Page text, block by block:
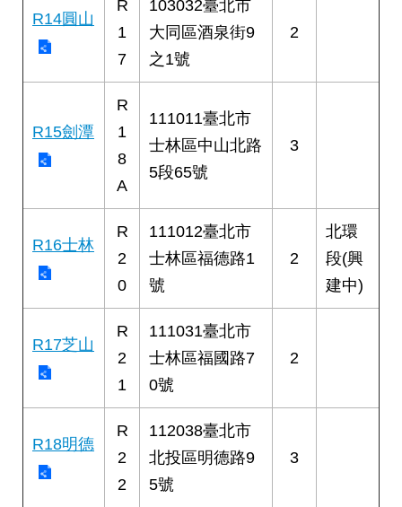
R14圓山
R
1
7
103032臺北市
大同區酒泉街9
之1號
2
R15劍潭
R
1
8
A
111011臺北市
士林區中山北路
5段65號
3
R16士林
R
2
0
111012臺北市
士林區福德路1
號
2
北環
段(興
建中)
R17芝山
R
2
1
111031臺北市
士林區福國路7
0號
2
R18明德
R
2
2
112038臺北市
北投區明德路9
5號
3